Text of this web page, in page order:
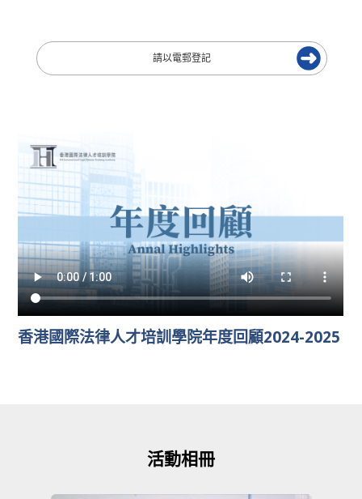
香港國際法律人才培訓學院年度回顧2024-2025
活動相冊